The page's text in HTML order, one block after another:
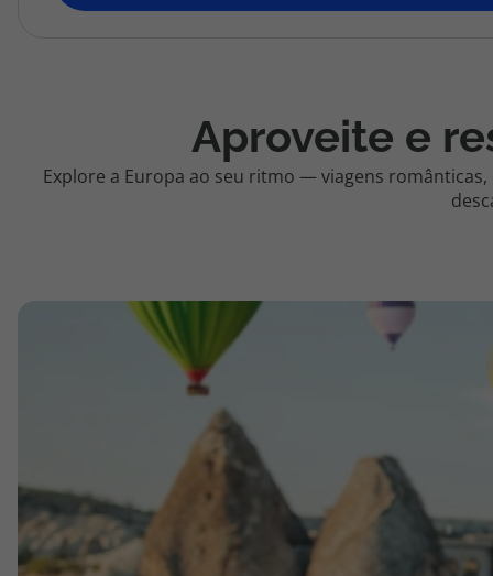
topatlantico@topatlantico.com
Aproveite e
Explore a Europa ao seu ritmo — viagens